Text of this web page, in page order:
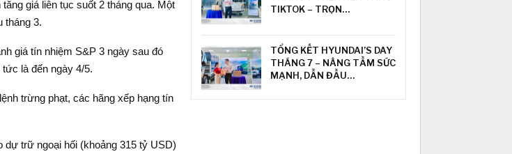
giá liên tục suốt 2 tháng qua. Một
tháng 3.
giá tín nhiệm S&P 3 ngày sau đó
là đến ngày 4/5.
trừng phạt, các hãng xếp hạng tín
trữ ngoại hối (khoảng 315 tỷ USD)
TIKTOK – TRỌN…
TỔNG KẾT HYUNDAI’S DAY
THÁNG 7 – NÂNG TẦM SỨC
MẠNH, DẪN ĐẦU…